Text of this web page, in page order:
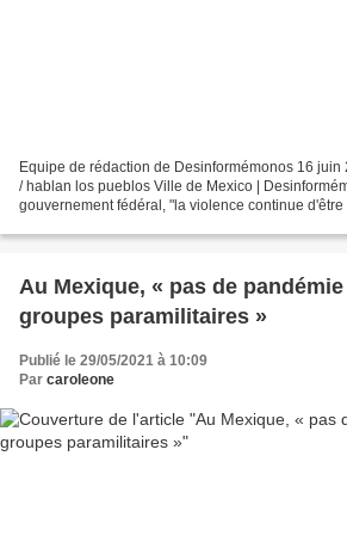
Equipe de rédaction de Desinformémonos 16 juin
/ hablan los pueblos Ville de Mexico |
gouvernement fédéral, "la violence continue
Au Mexique, « pas de
groupes paramilitaires »
Publié le 29/05/2021 à 10:09
Par caroleone